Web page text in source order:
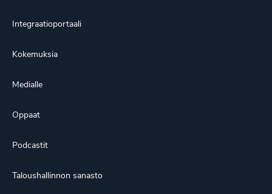
Integraatioportaali
Kokemuksia
Medialle
Oppaat
Podcastit
Taloushallinnon sanasto